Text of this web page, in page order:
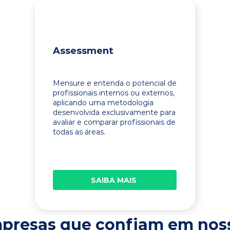
Assessment
Mensure e entenda o potencial de
profissionais internos ou externos,
aplicando uma metodologia
desenvolvida exclusivamente para
avaliar e comparar profissionais de
todas as áreas.
SAIBA MAIS
que confiam em